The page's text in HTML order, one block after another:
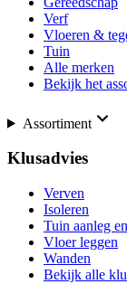
Verf
Vloeren &
Tuin
Alle merken
Bekijk het
Assortiment
Klusadvies
Verven
Isoleren
Tuin aanleg
Vloer leggen
Wanden
Bekijk alle